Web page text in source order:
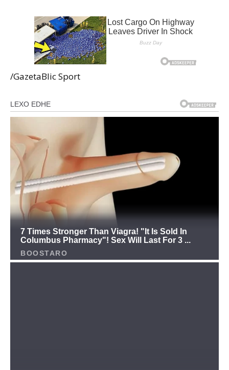
/GazetaBlic Sport